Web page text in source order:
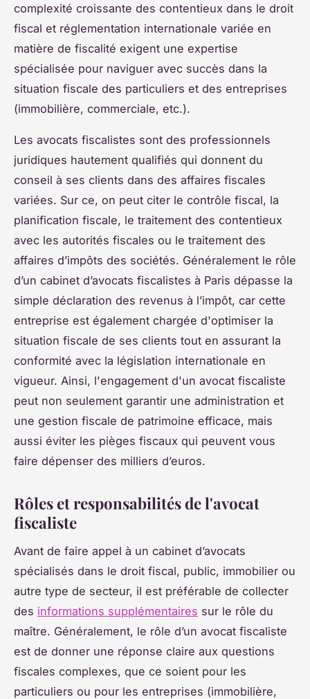
complexité croissante des contentieux dans le droit
fiscal et réglementation internationale variée en
matière de fiscalité exigent une expertise
spécialisée pour naviguer avec succès dans la
situation fiscale des particuliers et des entreprises
(immobilière, commerciale, etc.).
Les avocats fiscalistes sont des professionnels
juridiques hautement qualifiés qui donnent du
conseil à ses clients dans des affaires fiscales
variées. Sur ce, on peut citer le contrôle fiscal, la
planification fiscale, le traitement des contentieux
avec les autorités fiscales ou le traitement des
affaires d’impôts des sociétés. Généralement le rôle
d’un cabinet d’avocats fiscalistes à Paris dépasse la
simple déclaration des revenus à l’impôt, car cette
entreprise est également chargée d'optimiser la
situation fiscale de ses clients tout en assurant la
conformité avec la législation internationale en
vigueur. Ainsi, l'engagement d'un avocat fiscaliste
peut non seulement garantir une administration et
une gestion fiscale de patrimoine efficace, mais
aussi éviter les pièges fiscaux qui peuvent vous
faire dépenser des milliers d’euros.
Rôles et responsabilités de l'avocat
fiscaliste
Avant de faire appel à un cabinet d’avocats
spécialisés dans le droit fiscal, public, immobilier ou
autre type de secteur, il est préférable de collecter
des informations supplémentaires sur le rôle du
maître. Généralement, le rôle d’un avocat fiscaliste
est de donner une réponse claire aux questions
fiscales complexes, que ce soient pour les
particuliers ou pour les entreprises (immobilière,